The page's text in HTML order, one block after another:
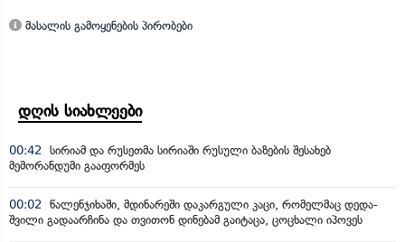
მასალის გამოყენების პირობები
დღის სიახლეები
00:42
სირიამ და რუსეთმა სირიაში რუსული ბაზების შესახებ
მემორანდუმი გააფორმეს
00:02
წალენჯიხაში, მდინარეში დაკარგული კაცი, რომელმაც დედა-
შვილი გადაარჩინა და თვითონ დინებამ გაიტაცა, ცოცხალი იპოვეს